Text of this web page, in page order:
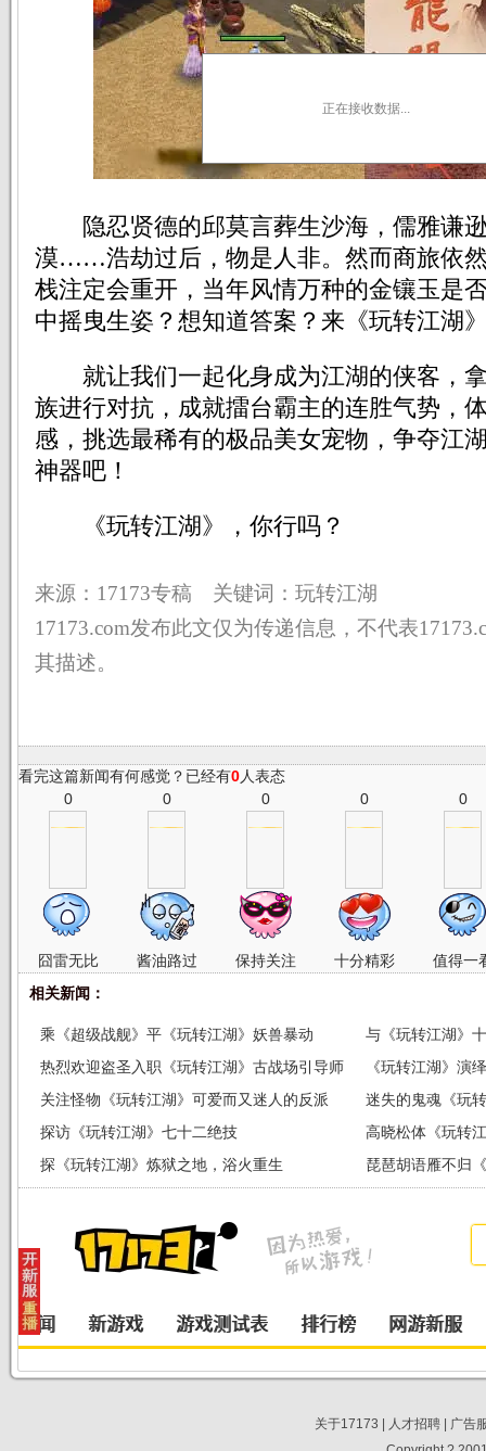
隐忍贤德的邱莫言葬生沙海，儒雅谦
漠……浩劫过后，物是人非。然而商旅依
栈注定会重开，当年风情万种的金镶玉是
中摇曳生姿？想知道答案？来《玩转江湖
就让我们一起化身成为江湖的侠客，
族进行对抗，成就擂台霸主的连胜气势，
感，挑选最稀有的极品美女宠物，争夺江
神器吧！
《玩转江湖》，你行吗？
来源：17173专稿 关键词：玩转江湖
17173.com发布此文仅为传递信息，不代表
其描述。
看完这篇新闻有何感觉？已经有0人表态
0
囧雷无比
0
酱油路过
0
保持关注
0
十分精彩
0
值得一
正在接收数据...
相关新闻：
乘《超级战舰》平《玩转江湖》妖兽暴动
与《玩转江湖》
热烈欢迎盗圣入职《玩转江湖》古战场引导师
《玩转江湖》演
光
关注怪物《玩转江湖》可爱而又迷人的反派
迷失的鬼魂《玩
探访《玩转江湖》七十二绝技
高晓松体《玩转
探《玩转江湖》炼狱之地，浴火重生
琵琶胡语雁不归
关于17173 人才招聘|
广告